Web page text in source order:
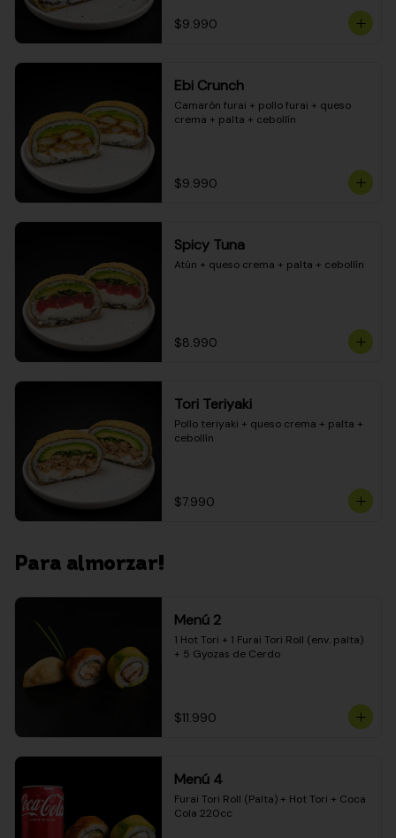
$9.990
Ebi Crunch
Camarón furai + pollo furai + queso
crema + palta + cebollín
$9.990
Spicy Tuna
Atún + queso crema + palta + cebollín
$8.990
Tori Teriyaki
Pollo teriyaki + queso crema + palta +
cebollín
$7.990
Para almorzar!
Menú 2
1 Hot Tori + 1 Furai Tori Roll (env. palta)
+ 5 Gyozas de Cerdo
$11.990
Menú 4
Furai Tori Roll (Palta) + Hot Tori + Coca
Cola 220cc